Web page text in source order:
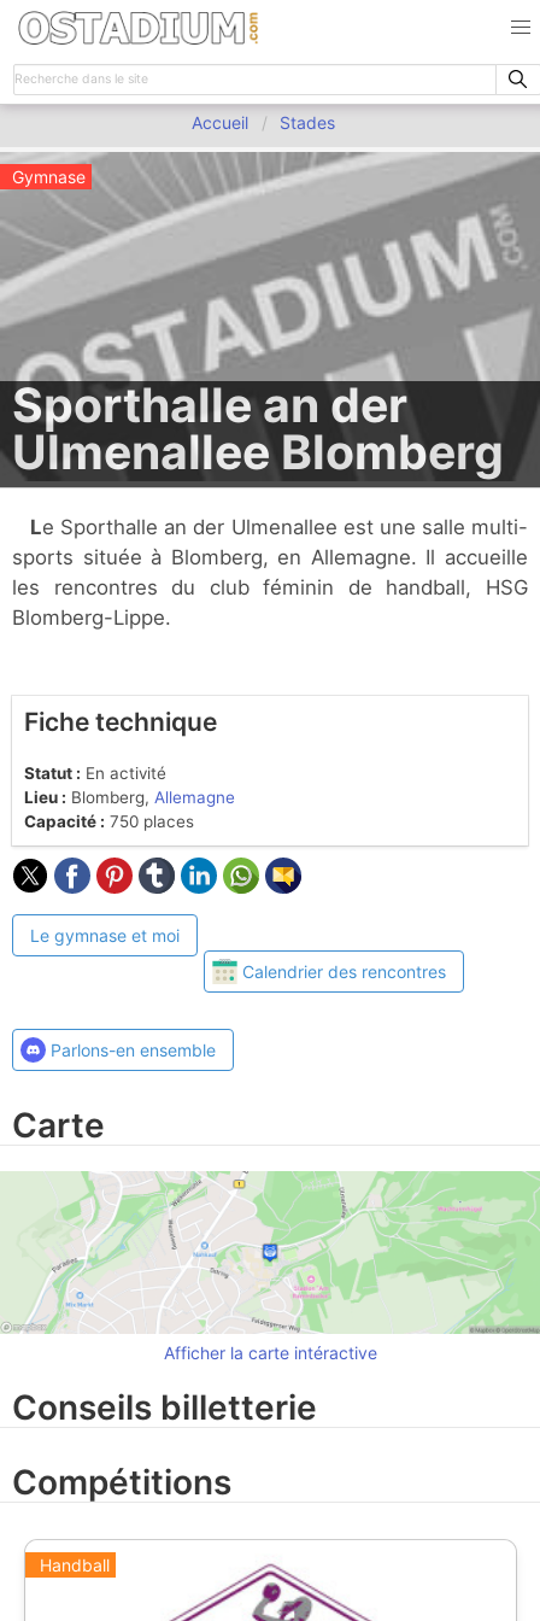
Accueil Stades
Gymnase
Sporthalle an der
Ulmenallee Blomberg
Le Sporthalle an der Ulmenallee est une salle multi-
sports située à Blomberg, en Allemagne. Il accueille
les rencontres du club féminin de handball, HSG
Blomberg-Lippe.
Fiche technique
Statut : En activité
Lieu : Blomberg, Allemagne
Capacité : 750 places
Le gymnase et moi
Calendrier des rencontres
Parlons-en ensemble
Carte
Afficher la carte intéractive
Conseils billetterie
Compétitions
Handball